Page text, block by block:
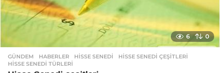
6 0
GÜNDEM ,HABERLER HISSE SENEDI ,HISSE SENEDI ÇEŞITLERI
HISSE SENEDI TÜRLERI